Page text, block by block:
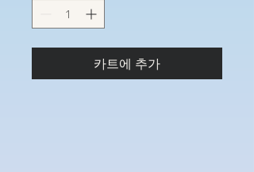
카트에 추가